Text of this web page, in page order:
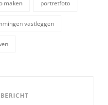
maken portretfoto
vastleggen